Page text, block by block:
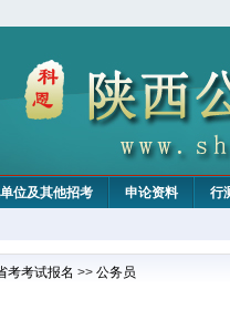
位及其他招考 申论资料
行
考考试报名 >> 公务员